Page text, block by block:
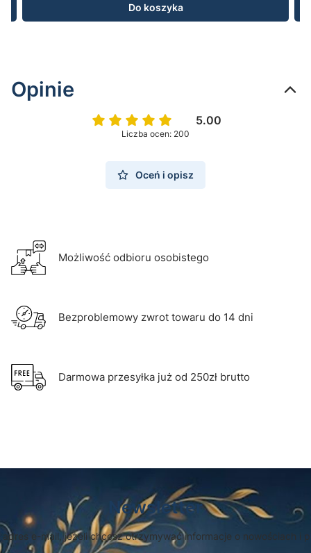
Do koszyka
Opinie
5.00
Liczba ocen: 200
Oceń i opisz
Możliwość odbioru osobistego
Bezproblemowy zwrot towaru do 14 dni
Darmowa przesyłka już od 250zł brutto
Newsletter
adres e-mail, jeżeli chcesz otrzymywać informacje o nowościach i